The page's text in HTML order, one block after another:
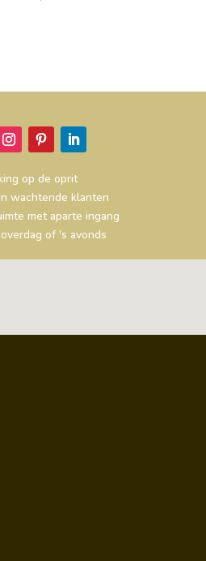
op de oprit
wachtende klanten
met aparte ingang
of 's avonds